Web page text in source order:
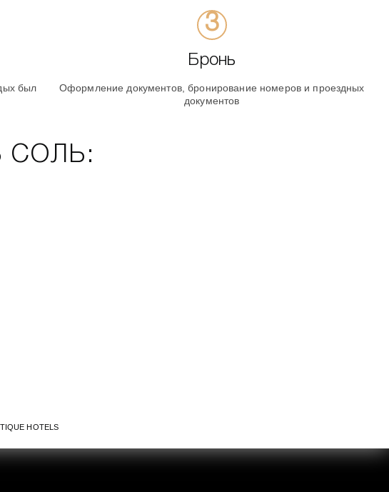
был
Бронь
Оформление документов, бронирование номеров и проездных
документов
СОЛЬ:
HOTELS